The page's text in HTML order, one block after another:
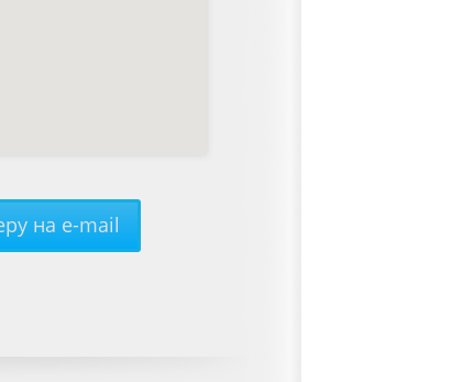
на e-mail